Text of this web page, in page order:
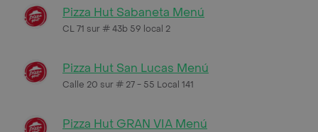
Pizza Hut Sabaneta Menú
CL 71 sur # 43b 59 local 2
Pizza Hut San Lucas Menú
Calle 20 sur # 27 - 55 Local 141
Pizza Hut GRAN VIA Menú